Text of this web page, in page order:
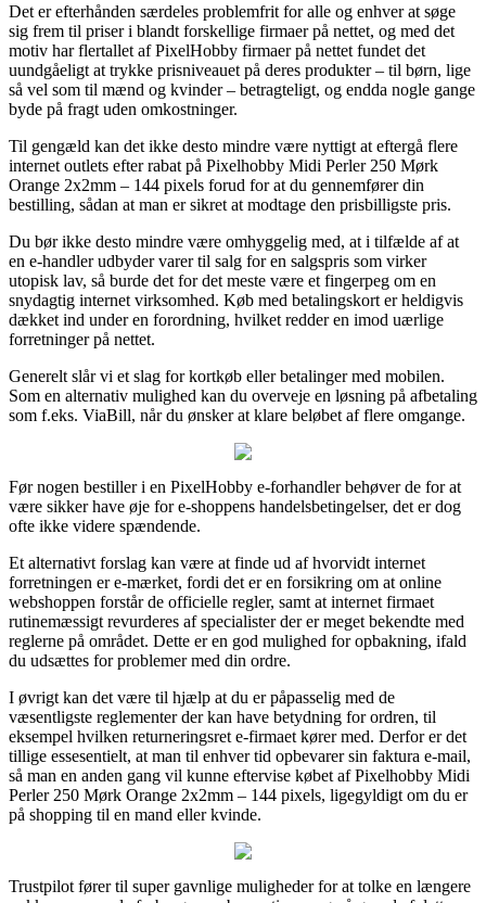
Det er efterhånden særdeles problemfrit for alle og enhver at søge
sig frem til priser i blandt forskellige firmaer på nettet, og med det
motiv har flertallet af PixelHobby firmaer på nettet fundet det
uundgåeligt at trykke prisniveauet på deres produkter – til børn, lige
så vel som til mænd og kvinder – betragteligt, og endda nogle gange
byde på fragt uden omkostninger.
Til gengæld kan det ikke desto mindre være nyttigt at eftergå flere
internet outlets efter rabat på Pixelhobby Midi Perler 250 Mørk
Orange 2x2mm – 144 pixels forud for at du gennemfører din
bestilling, sådan at man er sikret at modtage den prisbilligste pris.
Du bør ikke desto mindre være omhyggelig med, at i tilfælde af at
en e-handler udbyder varer til salg for en salgspris som virker
utopisk lav, så burde det for det meste være et fingerpeg om en
snydagtig internet virksomhed. Køb med betalingskort er heldigvis
dækket ind under en forordning, hvilket redder en imod uærlige
forretninger på nettet.
Generelt slår vi et slag for kortkøb eller betalinger med mobilen.
Som en alternativ mulighed kan du overveje en løsning på afbetaling
som f.eks. ViaBill, når du ønsker at klare beløbet af flere omgange.
Før nogen bestiller i en PixelHobby e-forhandler behøver de for at
være sikker have øje for e-shoppens handelsbetingelser, det er dog
ofte ikke videre spændende.
Et alternativt forslag kan være at finde ud af hvorvidt internet
forretningen er e-mærket, fordi det er en forsikring om at online
webshoppen forstår de officielle regler, samt at internet firmaet
rutinemæssigt revurderes af specialister der er meget bekendte med
reglerne på området. Dette er en god mulighed for opbakning, ifald
du udsættes for problemer med din ordre.
I øvrigt kan det være til hjælp at du er påpasselig med de
væsentligste reglementer der kan have betydning for ordren, til
eksempel hvilken returneringsret e-firmaet kører med. Derfor er det
tillige essesentielt, at man til enhver tid opbevarer sin faktura e-mail,
så man en anden gang vil kunne eftervise købet af Pixelhobby Midi
Perler 250 Mørk Orange 2x2mm – 144 pixels, ligegyldigt om du er
på shopping til en mand eller kvinde.
Trustpilot fører til super gavnlige muligheder for at tolke en længere